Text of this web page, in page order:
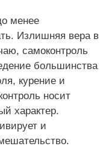
менее
Излишняя вера в
самоконтроль
большинства
курение и
носит
характер.
и